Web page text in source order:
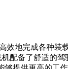
地完成各种装
配备了舒适的